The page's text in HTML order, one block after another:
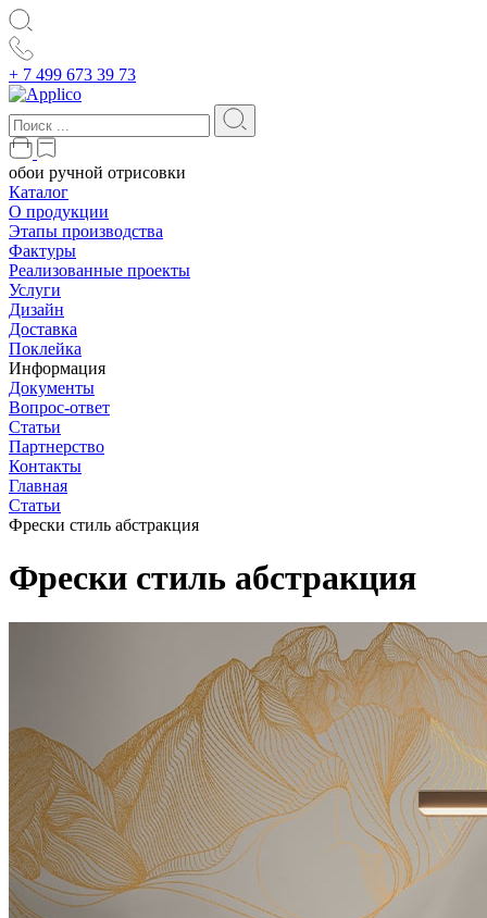
+ 7 499 673 39 73
обои ручной отрисовки
Каталог
О продукции
Этапы производства
Фактуры
Реализованные проекты
Услуги
Дизайн
Доставка
Поклейка
Информация
Документы
Вопрос-ответ
Статьи
Партнерство
Контакты
Главная
Статьи
Фрески стиль абстракция
Фрески стиль абстракция